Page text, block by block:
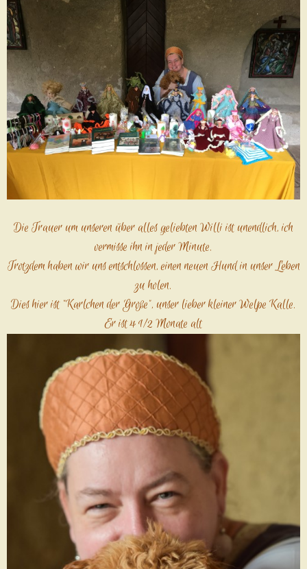
Die Trauer um unseren über alles geliebten Willi ist unendlich, ich
vermisse ihn in jeder Minute.
Trotzdem haben wir uns entschlossen, einen neuen Hund in unser Leben
zu holen.
Dies hier ist "Karlchen der Große", unser lieber kleiner Welpe Kalle.
Er ist 4 1/2 Monate alt